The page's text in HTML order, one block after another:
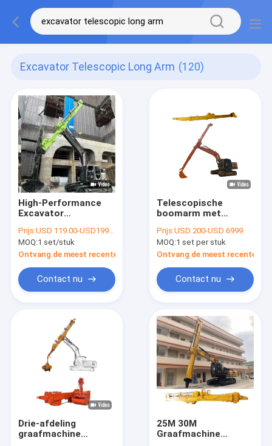
Excavator Telescopic Long Arm (120)
High-Performance
Excavator
Arm Verleng bereik
en efficiëntie
Prijs:USD 119.00-USD19999.00
MOQ:1 set/stuk
Ontvang de meest recente Prijs
Contact nu
Telescopische
boomarm met
clamshell emmer
Prijs:USD 200-USD 6999
MOQ:1 set per stuk
Ontvang de meest recente
Contact nu
Drie-afdeling
graafmachine
25M 30M
Graafmachine